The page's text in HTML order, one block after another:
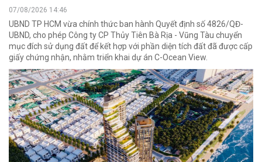
07/08/2026 14:46
UBND TP HCM vừa chính thức ban hành Quyết định số 4826/QĐ-
UBND, cho phép Công ty CP Thủy Tiên Bà Rịa - Vũng Tàu chuyển
mục đích sử dụng đất để kết hợp với phần diện tích đất đã được cấp
giấy chứng nhận, nhằm triển khai dự án C-Ocean View.